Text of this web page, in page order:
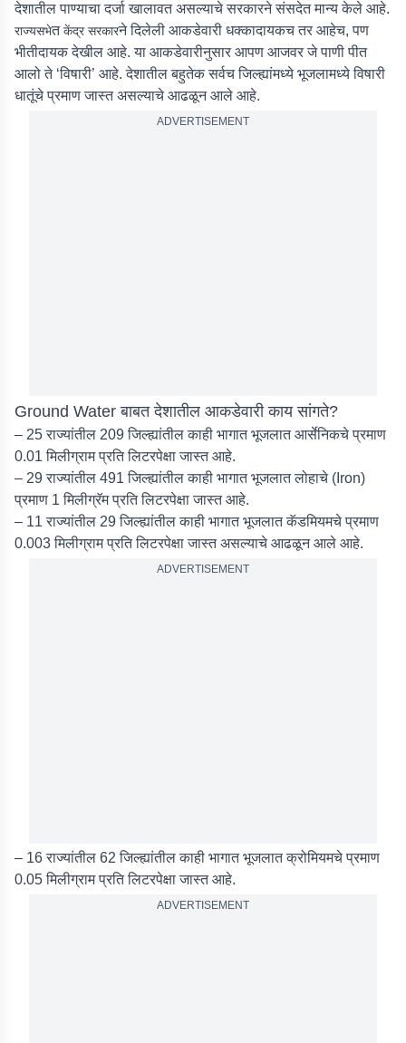
देशातील पाण्याचा दर्जा खालावत असल्याचे सरकारने संसदेत मान्य केले आहे.
राज्यसभेतकेंद्र सरकारने दिलेली आकडेवारी धक्कादायकच तर आहेच, पण
भीतीदायक देखील आहे. या आकडेवारीनुसार आपण आजवर जे पाणी पीत
आलो ते ‘विषारी’ आहे. देशातील बहुतेक सर्वच जिल्ह्यांमध्ये भूजलामध्ये विषारी
धातूंचे प्रमाण जास्त असल्याचे आढळून आले आहे.
ADVERTISEMENT
Ground Water बाबत देशातील आकडेवारी काय सांगते?
– 25 राज्यांतील 209 जिल्ह्यांतील काही भागात भूजलात आर्सेनिकचे प्रमाण
0.01 मिलीग्राम प्रति लिटरपेक्षा जास्त आहे.
– 29 राज्यांतील 491 जिल्ह्यांतील काही भागात भूजलात लोहाचे (Iron)
प्रमाण 1 मिलीग्रॅम प्रति लिटरपेक्षा जास्त आहे.
– 11 राज्यांतील 29 जिल्ह्यांतील काही भागात भूजलात कॅडमियमचे प्रमाण
0.003 मिलीग्राम प्रति लिटरपेक्षा जास्त असल्याचे आढळून आले आहे.
ADVERTISEMENT
– 16 राज्यांतील 62 जिल्ह्यांतील काही भागात भूजलात क्रोमियमचे प्रमाण
0.05 मिलीग्राम प्रति लिटरपेक्षा जास्त आहे.
ADVERTISEMENT